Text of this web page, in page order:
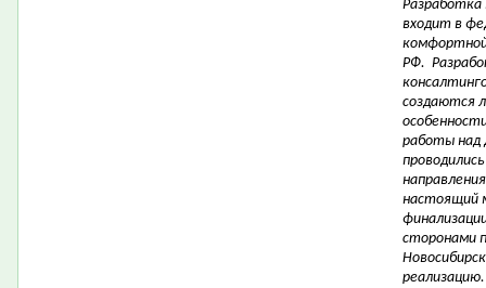
входит в
РФ.
создаются
работы над
настоящий
сторонами